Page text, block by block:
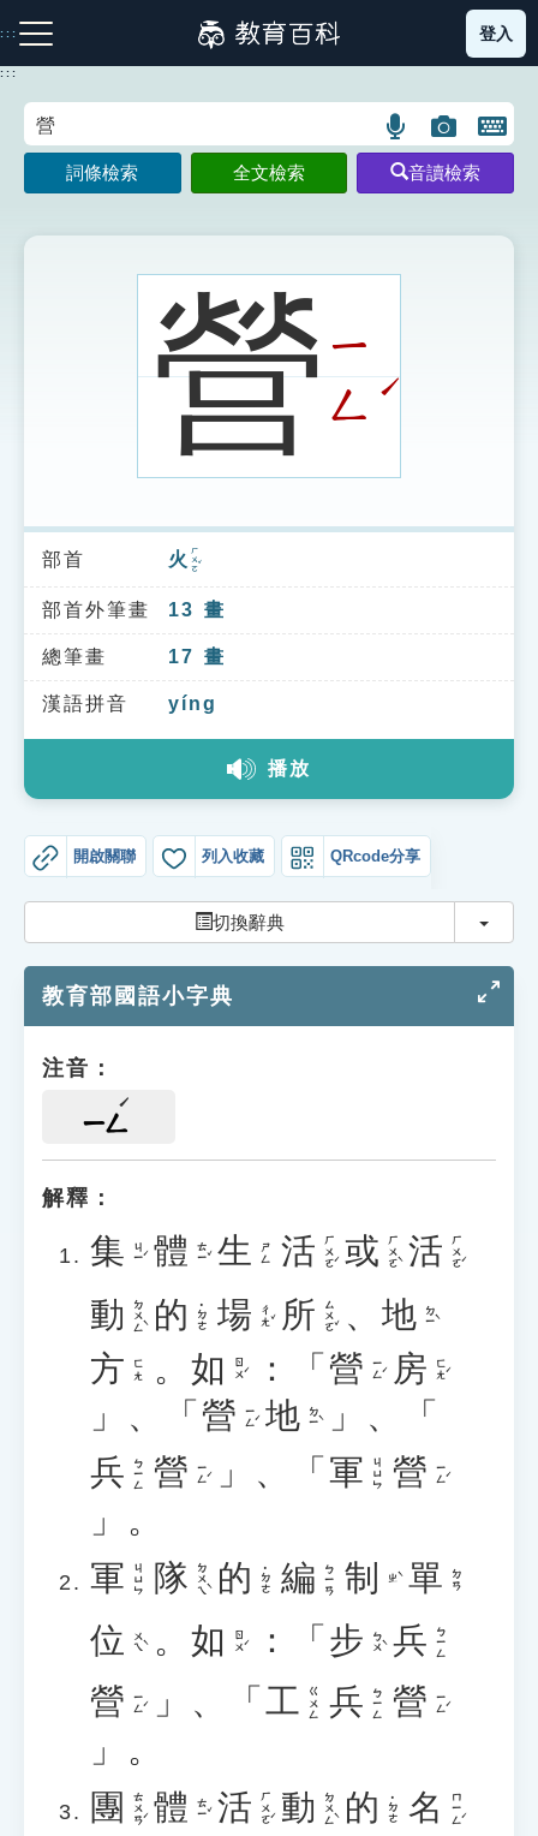
到
主
:::
注音索引圖示 筆畫索引圖示 部首索引表圖示
索引選單
知識索引
單字索引
生命大百科索引
登入
:::
語
言
搜
示
圖
片
搜
開
鍵
圖
詞條檢索 全文檢索 音讀檢索
營ㄧ
ㄥˊ
部首 火 ㄏㄨㄛˇ
部首外筆畫 13 畫
總筆畫 17 畫
漢語拼音 yíng
播放
開啟關聯 列入收藏 QRcode分享
切換辭典 切換
教育部國語小字典
注音：
ㄧㄥ
解釋：
集 ㄐㄧˊ 體 ㄊㄧˇ 生 ㄕㄥ 活 ㄏㄨㄛˊ 或 ㄏㄨㄛˋ 活 ㄏㄨㄛˊ
動 ㄉㄨㄥˋ 的 ˙ㄉㄜ 場 ㄔㄤˇ 所 ㄙㄨㄛˇ 、 地 ㄉㄧˋ
方 ㄈㄤ 。 如 ㄖㄨˊ ：「 營 ㄧㄥˊ 房 ㄈㄤˊ
」、「 營 ㄧㄥˊ 地 ㄉㄧˋ
」、「
兵 ㄅㄧㄥ 營 ㄧㄥˊ 」、「 軍 ㄐㄩㄣ 營 ㄧㄥˊ
」。
軍 ㄐㄩㄣ 隊 ㄉㄨㄟˋ 的 ˙ㄉㄜ 編 ㄅㄧㄢ 制 ㄓˋ 單 ㄉㄢ
位 ㄨㄟˋ 。 如 ㄖㄨˊ ：「 步 ㄅㄨˋ 兵 ㄅㄧㄥ
營 ㄧㄥˊ 」、「 工 ㄍㄨㄥ 兵 ㄅㄧㄥ 營 ㄧㄥˊ
」。
團 ㄊㄨㄢˊ 體 ㄊㄧˇ 活 ㄏㄨㄛˊ 動 ㄉㄨㄥˋ 的 ˙ㄉㄜ 名 ㄇㄧㄥˊ